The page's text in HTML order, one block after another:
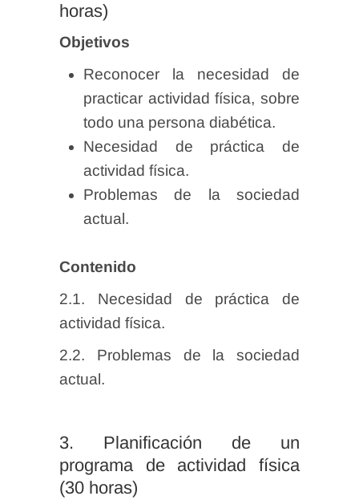
horas)
Objetivos
Reconocer la necesidad de
practicar actividad física, sobre
todo una persona diabética.
Necesidad de práctica de
actividad física.
Problemas de la sociedad
actual.
Contenido
2.1. Necesidad de práctica de
actividad física.
2.2. Problemas de la sociedad
actual.
3. Planificación de un
programa de actividad física
(30 horas)